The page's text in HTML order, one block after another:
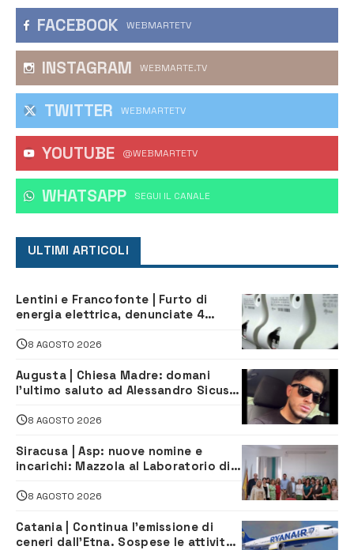
FACEBOOK WEBMARTETV
INSTAGRAM WEBMARTE.TV
TWITTER WEBMARTETV
YOUTUBE @WEBMARTETV
WHATSAPP ‎SEGUI IL CANALE
ULTIMI ARTICOLI
Lentini e Francofonte | Furto di
energia elettrica, denunciate 4
8 AGOSTO 2026
Augusta | Chiesa Madre: domani
l’ultimo saluto ad Alessandro Sicuso,
8 AGOSTO 2026
Siracusa | Asp: nuove nomine e
incarichi: Mazzola al Laboratorio di
Servizio Legale
8 AGOSTO 2026
Catania | Continua l’emissione di
ceneri dall’Etna. Sospese le attività